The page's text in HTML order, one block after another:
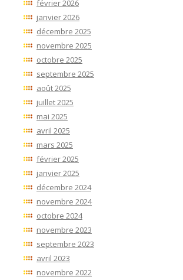
février 2026
janvier 2026
décembre 2025
novembre 2025
octobre 2025
septembre 2025
août 2025
juillet 2025
mai 2025
avril 2025
mars 2025
février 2025
janvier 2025
décembre 2024
novembre 2024
octobre 2024
novembre 2023
septembre 2023
avril 2023
novembre 2022